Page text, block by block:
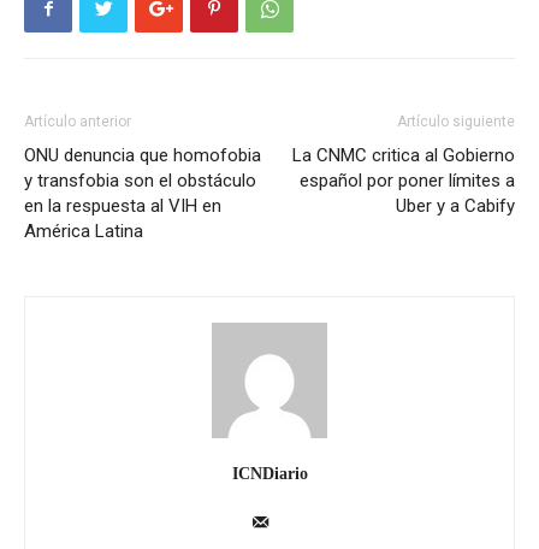
Artículo anterior
ONU denuncia que homofobia
y transfobia son el obstáculo
en la respuesta al VIH en
América Latina
Artículo siguiente
La CNMC critica al Gobierno
español por poner límites a
Uber y a Cabify
ICNDiario